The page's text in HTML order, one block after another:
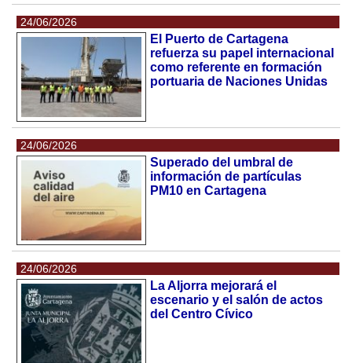
24/06/2026
El Puerto de Cartagena
refuerza su papel internacional
como referente en formación
portuaria de Naciones Unidas
24/06/2026
Superado del umbral de
información de partículas
PM10 en Cartagena
24/06/2026
La Aljorra mejorará el
escenario y el salón de actos
del Centro Cívico